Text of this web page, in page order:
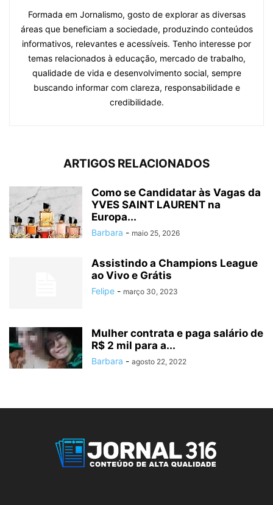
Formada em Jornalismo, gosto de explorar as diversas
áreas que beneficiam a sociedade, produzindo conteúdos
informativos, relevantes e acessíveis. Tenho interesse por
temas relacionados à educação, mercado de trabalho,
qualidade de vida e desenvolvimento social, sempre
buscando informar com clareza, responsabilidade e
credibilidade.
ARTIGOS RELACIONADOS
Como se Candidatar às Vagas da
YVES SAINT LAURENT na
Europa...
Barbara - maio 25, 2026
Assistindo a Champions League
ao Vivo e Grátis
Felipe - março 30, 2023
Mulher contrata e paga salário de
R$ 2 mil para a...
Barbara - agosto 22, 2022